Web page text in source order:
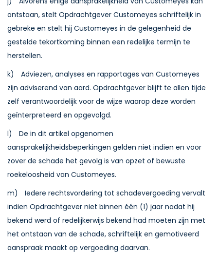
ontstaan, stelt Opdrachtgever Customeyes schriftelijk in
gebreke en stelt hij Customeyes in de gelegenheid de
gestelde tekortkoming binnen een redelijke termijn te
herstellen.
k) Adviezen, analyses en rapportages van Customeyes
zijn adviserend van aard. Opdrachtgever blijft te allen tijde
zelf verantwoordelijk voor de wijze waarop deze worden
geïnterpreteerd en opgevolgd.
l) De in dit artikel opgenomen
aansprakelijkheidsbeperkingen gelden niet indien en voor
zover de schade het gevolg is van opzet of bewuste
roekeloosheid van Customeyes.
m) Iedere rechtsvordering tot schadevergoeding vervalt
indien Opdrachtgever niet binnen één (1) jaar nadat hij
bekend werd of redelijkerwijs bekend had moeten zijn met
het ontstaan van de schade, schriftelijk en gemotiveerd
aanspraak maakt op vergoeding daarvan.